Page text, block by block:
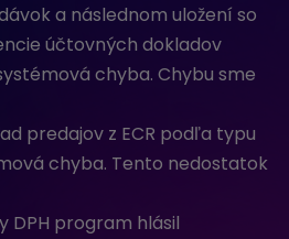
a následnom uložení so
účtovných dokladov
chyba. Chybu sme
predajov z ECR podľa typu
chyba. Tento nedostatok
DPH program hlásil